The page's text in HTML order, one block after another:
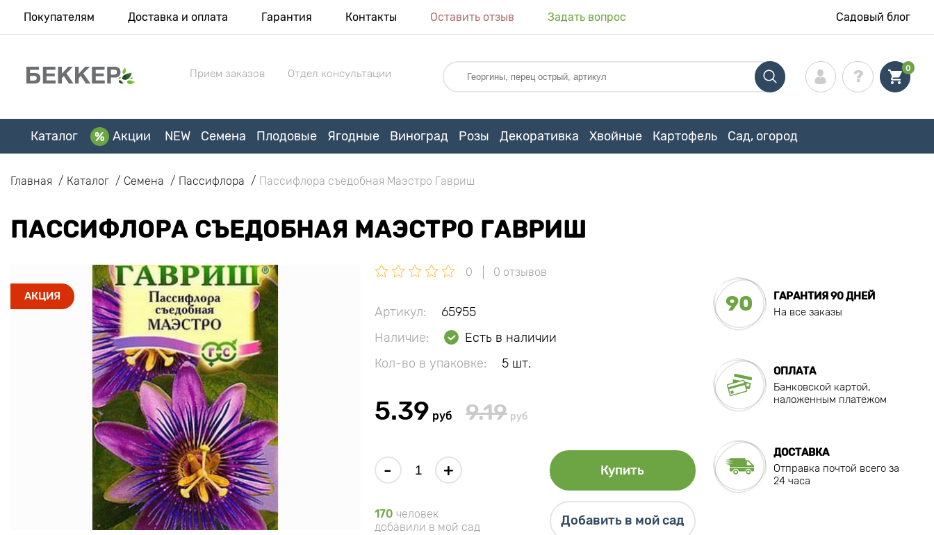
Покупателям Доставка и оплата Гарантия Контакты Оставить отзыв Задать вопрос Садовый блог
Прием заказов Отдел консультации 0
Каталог Акции NEW Семена Плодовые Ягодные Виноград Розы Декоративка Хвойные Картофель Сад, огород
Главная Каталог Семена Пассифлора Пассифлора съедобная Маэстро Гавриш
ПАССИФЛОРА СЪЕДОБНАЯ МАЭСТРО ГАВРИШ
АКЦИЯ
0 0 отзывов
Артикул:
65955
Наличие:
Есть в наличии
Кол-во в упаковке:
5 шт.
5.39 руб 9.19 руб
- + Купить
170 человек
добавили в мой сад
Добавить в мой сад
90
ГАРАНТИЯ 90 ДНЕЙ
На все заказы
ОПЛАТА
Банковской картой,
наложенным платежом
ДОСТАВКА
Отправка почтой всего за
24 часа